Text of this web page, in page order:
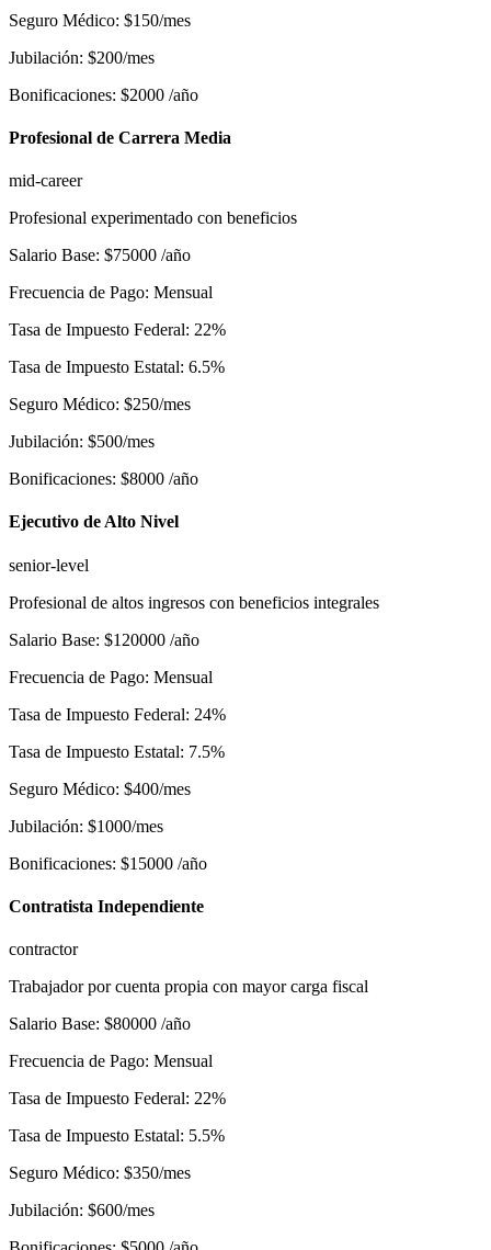
Seguro Médico: $150/mes
Jubilación: $200/mes
Bonificaciones: $2000 /año
Profesional de Carrera Media
mid-career
Profesional experimentado con beneficios
Salario Base: $75000 /año
Frecuencia de Pago: Mensual
Tasa de Impuesto Federal: 22%
Tasa de Impuesto Estatal: 6.5%
Seguro Médico: $250/mes
Jubilación: $500/mes
Bonificaciones: $8000 /año
Ejecutivo de Alto Nivel
senior-level
Profesional de altos ingresos con beneficios integrales
Salario Base: $120000 /año
Frecuencia de Pago: Mensual
Tasa de Impuesto Federal: 24%
Tasa de Impuesto Estatal: 7.5%
Seguro Médico: $400/mes
Jubilación: $1000/mes
Bonificaciones: $15000 /año
Contratista Independiente
contractor
Trabajador por cuenta propia con mayor carga fiscal
Salario Base: $80000 /año
Frecuencia de Pago: Mensual
Tasa de Impuesto Federal: 22%
Tasa de Impuesto Estatal: 5.5%
Seguro Médico: $350/mes
Jubilación: $600/mes